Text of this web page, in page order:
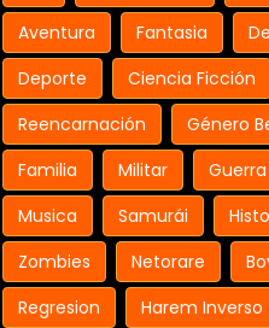
Aventura
Fantasia
Deporte
Ciencia Ficción
Reencarnación
Género
Familia
Militar Guerra
Musica
Samurái
Zombies
Netorare
Regresion
Harem Inverso